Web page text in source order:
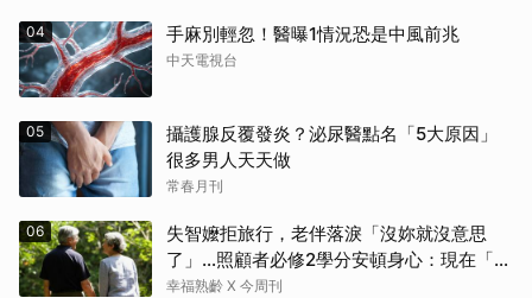
04 手麻別輕忽！醫曝1情況恐是中風前兆
中天電視台
05
攝護腺反覆發炎？泌尿醫點名「5大原因」
很多男人天天做
常春月刊
06
失智嬤拒旅行，老伴落淚「沒妳就沒意思
了」…照顧者必修2學分安頓身心：現在「這
樣」就好了
幸福熟齡 X 今周刊